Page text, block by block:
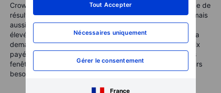
Tout Accepter
Nécessaires uniquement
Gérer le consentement
France
CrowdStrike et Palo Alto Networks abordent cette semaine de
résultats comme deux acteurs majeurs de cette bataille, mais
aussi comme des valeurs soumises à des attentes très
élevées. Pour les investisseurs, la leçon reste équilibrée : la
demande en cybersécurité semble structurelle, mais le prix
payé reste déterminant. La porte a besoin d’un verrou, les
fenêtres ont besoin de capteurs, et le portefeuille a toujours
besoin de discipline.